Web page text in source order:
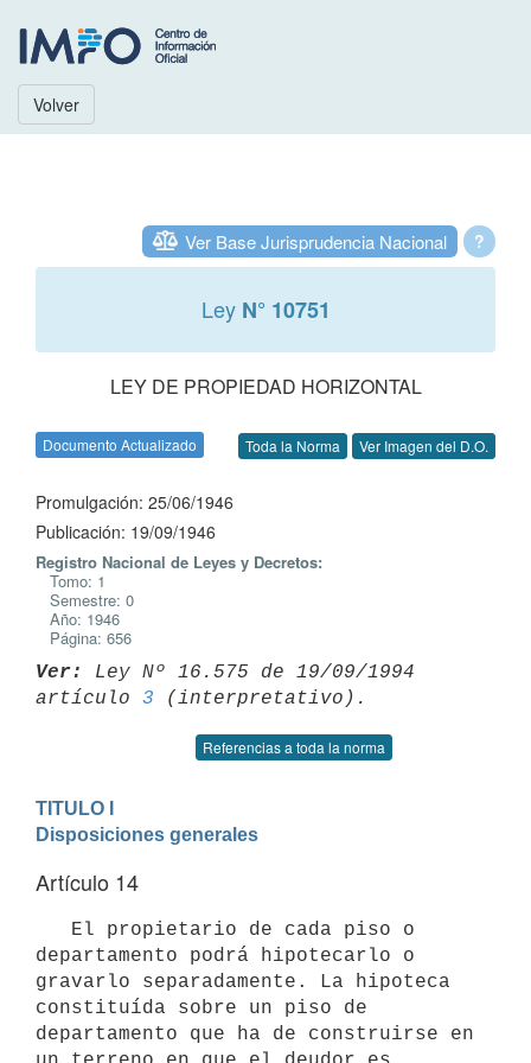
Volver
?
Ver Base Jurisprudencia Nacional
Ley N° 10751
LEY DE PROPIEDAD HORIZONTAL
Documento Actualizado Toda la Norma Ver Imagen del D.O.
Promulgación: 25/06/1946
Publicación: 19/09/1946
Registro Nacional de Leyes y Decretos:
Tomo: 1
Semestre: 0
Año: 1946
Página: 656
Ver:
Ley Nº 16.575 de 19/09/1994
artículo 3
Referencias a toda la norma
TITULO I
Disposiciones generales
Artículo 14
departamento podrá hipotecarlo o
gravarlo separadamente. La hipoteca
constituída sobre un piso de
departamento que ha de construirse en